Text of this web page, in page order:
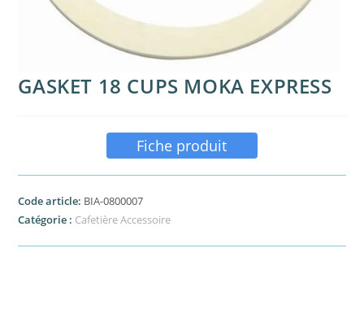
GASKET 18 CUPS MOKA EXPRESS
Fiche produit
Code article: BIA-0800007
Catégorie : Cafetière Accessoire